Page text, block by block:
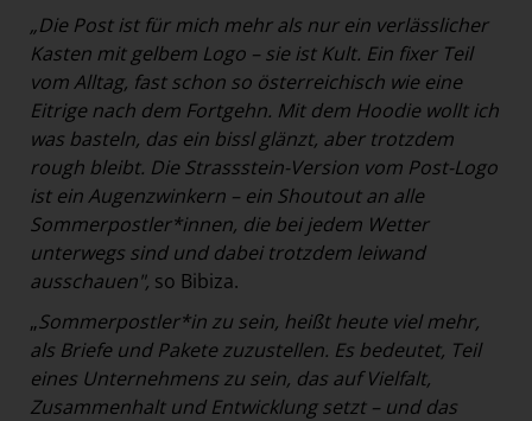
„Die Post ist für mich mehr als nur ein verlässlicher
Kasten mit gelbem Logo – sie ist Kult. Ein fixer Teil
vom Alltag, fast schon so österreichisch wie eine
Eitrige nach dem Fortgehn. Mit dem Hoodie wollt ich
was basteln, das ein bissl glänzt, aber trotzdem
rough bleibt. Die Strassstein-Version vom Post-Logo
ist ein Augenzwinkern – ein Shoutout an alle
Sommerpostler*innen, die bei jedem Wetter
unterwegs sind und dabei trotzdem leiwand
ausschauen", so Bibiza.
„Sommerpostler*in zu sein, heißt heute viel mehr,
als Briefe und Pakete zuzustellen. Es bedeutet, Teil
eines Unternehmens zu sein, das auf Vielfalt,
Zusammenhalt und Entwicklung setzt – und das